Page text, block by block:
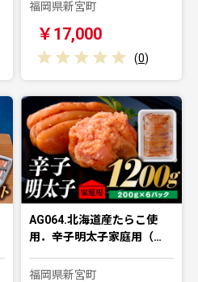
福岡県新宮町
￥17,000
(0)
AG064.北海道産たらこ使
用．辛子明太子家庭用（…
福岡県新宮町